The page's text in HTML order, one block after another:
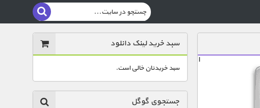
ا
سبد خرید لینک دانلود
سبد خریدتان خالی است.
جستجوی گوگل